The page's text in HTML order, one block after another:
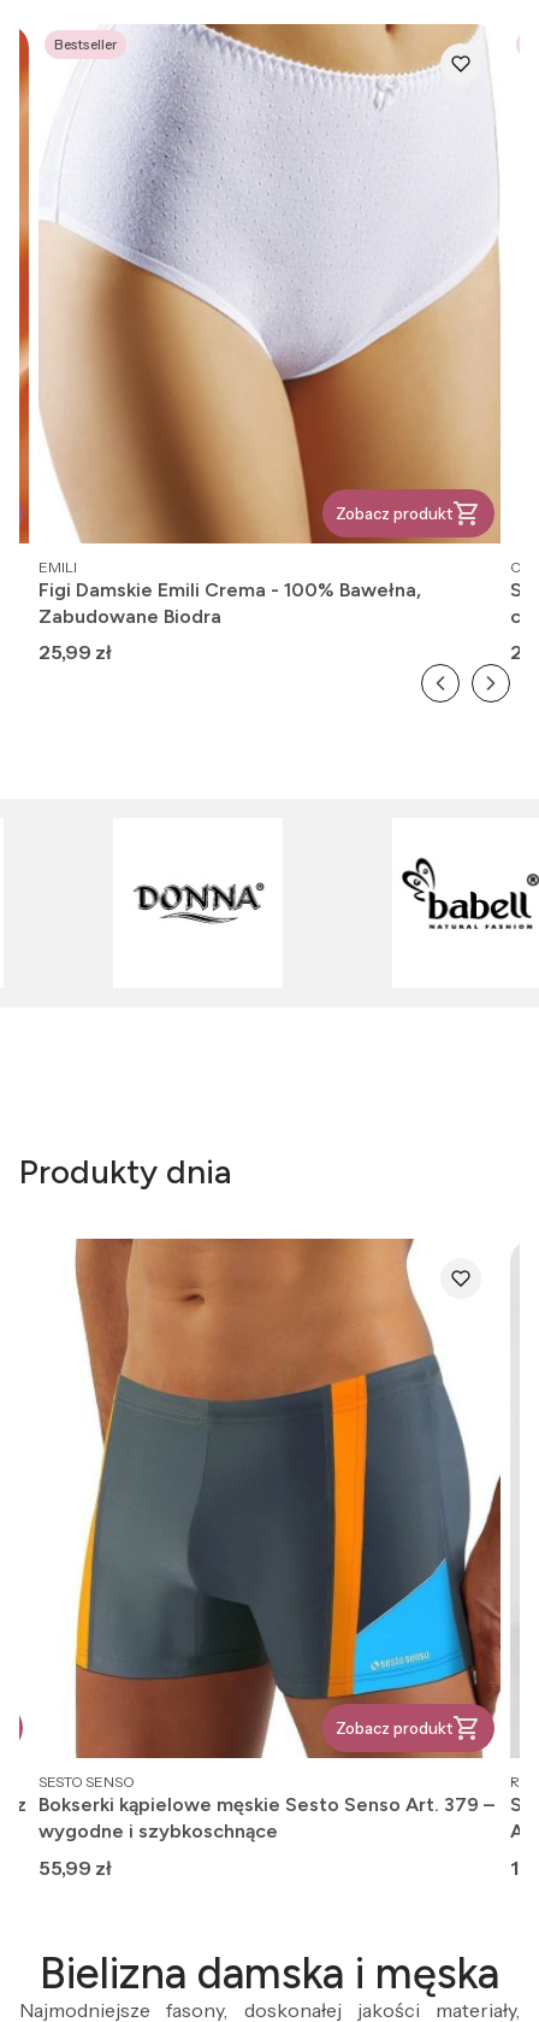
Bestseller
Zobacz produkt
PRODUCENT
EMILI
Figi Damskie Emili Crema - 100% Bawełna,
Zabudowane Biodra
Cena
25,99 zł
Produkty dnia
z
Zobacz produkt
PRODUCENT
SESTO SENSO
Bokserki kąpielowe męskie Sesto Senso Art. 379 –
wygodne i szybkoschnące
Cena
55,99 zł
Bielizna damska i męska
Najmodniejsze fasony, doskonałej jakości materiały,